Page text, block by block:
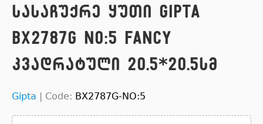
სასაჩუქრე ყუთი GIPTA
BX2787G NO:5 FANCY
კვადრატული 20.5*20.5სმ
Gipta | Code: BX2787G-NO:5